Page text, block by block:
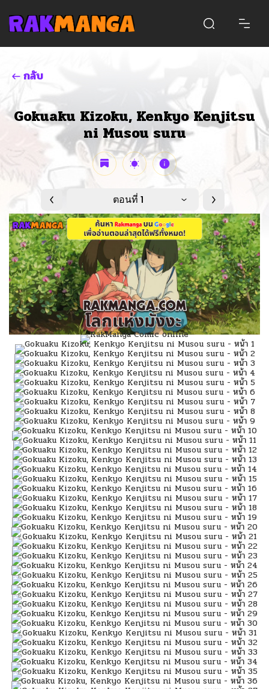
กลับ
Gokuaku Kizoku, Kenkyo Kenjitsu
ni Musou suru
ตอนที่ 1